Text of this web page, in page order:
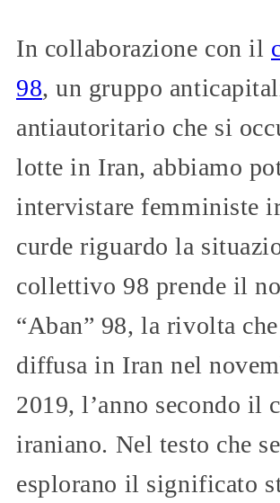
In collaborazione con il
98, un gruppo
antiautoritario che si
lotte in Iran, abbiamo
intervistare femministe
curde riguardo la
collettivo 98 prende il
“Aban” 98, la rivolta
diffusa in Iran nel
2019, l’anno secondo il
iraniano. Nel testo che
esplorano il significato